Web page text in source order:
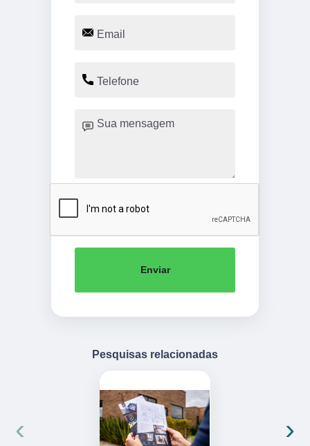
Enviar
Pesquisas relacionadas
‹ ›